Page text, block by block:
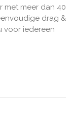
met meer dan 40
drag &
voor iedereen